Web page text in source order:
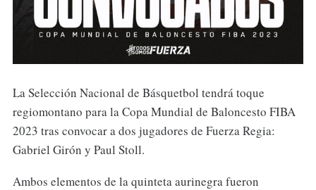
La Selección Nacional de Básquetbol tendrá toque
regiomontano para la Copa Mundial de Baloncesto FIBA
2023 tras convocar a dos jugadores de Fuerza Regia:
Gabriel Girón y Paul Stoll.
Ambos elementos de la quinteta aurinegra fueron